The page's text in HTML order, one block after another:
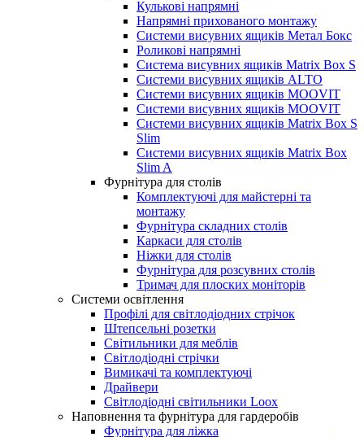
Кулькові напрямні
Напрямні прихованого монтажу
Системи висувних ящиків Метал Бокс
Роликові напрямні
Система висувних ящиків Matrix Box S
Системи висувних ящиків ALTO
Системи висувних ящиків MOOVIT
Системи висувних ящиків MOOVIT
Системи висувних ящиків Matrix Box S
Slim
Системи висувних ящиків Matrix Box
Slim A
Фурнітура для столів
Комплектуючі для майстерні та
монтажу
Фурнітура складних столів
Каркаси для столів
Ніжки для столів
Фурнітура для розсувних столів
Тримач для плоских моніторів
Системи освітлення
Профілі для світлодіодних стрічок
Штепсельні розетки
Світильники для меблів
Світлодіодні стрічки
Вимикачі та комплектуючі
Драйвери
Світлодіодні світильники Loox
Наповнення та фурнітура для гардеробів
Фурнітура для ліжка